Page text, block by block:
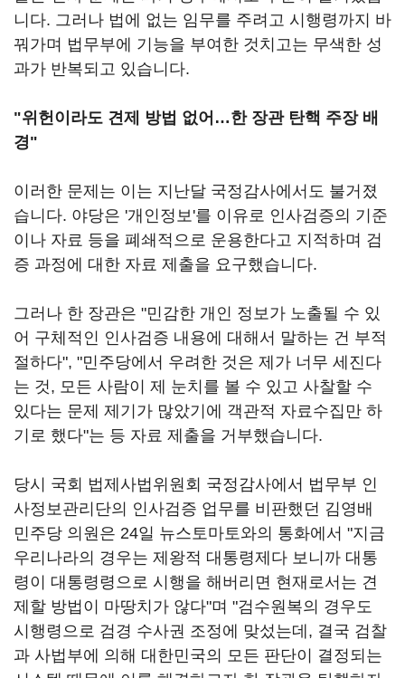
니다. 그러나 법에 없는 임무를 주려고 시행령까지 바
꿔가며 법무부에 기능을 부여한 것치고는 무색한 성
과가 반복되고 있습니다.
"위헌이라도 견제 방법 없어…한 장관 탄핵 주장 배
경"
이러한 문제는 이는 지난달 국정감사에서도 불거졌
습니다. 야당은 '개인정보'를 이유로 인사검증의 기준
이나 자료 등을 폐쇄적으로 운용한다고 지적하며 검
증 과정에 대한 자료 제출을 요구했습니다.
그러나 한 장관은 "민감한 개인 정보가 노출될 수 있
어 구체적인 인사검증 내용에 대해서 말하는 건 부적
절하다", "민주당에서 우려한 것은 제가 너무 세진다
는 것, 모든 사람이 제 눈치를 볼 수 있고 사찰할 수
있다는 문제 제기가 많았기에 객관적 자료수집만 하
기로 했다"는 등 자료 제출을 거부했습니다.
당시 국회 법제사법위원회 국정감사에서 법무부 인
사정보관리단의 인사검증 업무를 비판했던 김영배
민주당 의원은 24일 뉴스토마토와의 통화에서 "지금
우리나라의 경우는 제왕적 대통령제다 보니까 대통
령이 대통령령으로 시행을 해버리면 현재로서는 견
제할 방법이 마땅치가 않다"며 "검수원복의 경우도
시행령으로 검경 수사권 조정에 맞섰는데, 결국 검찰
과 사법부에 의해 대한민국의 모든 판단이 결정되는